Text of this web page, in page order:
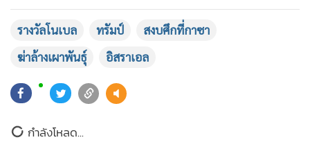
พร้อมมีอดีตนายกฯ โทนี แบลร์ เป็นผู้คอยดูแลเพื่อการฟื้นฟูกา
ซาหลังเสร็จสิ้นการวางอาวุธข้อเสนอ 20 ข้อนี้ เห็นชัดว่า
หลังการถล่มกาซา (และเวสต์แบงก์) จนกาซากลายเป็น “ยุคหิน”
ใหญ่ยูเอ็นว่า มีบางประเทศได้ทำให้เกิด
รางวัลโนเบล ทรัมป์
สงบศึกที่กาซา
ฆ่าล้างเผาพันธุ์
อิสราเอล
ยอดนิยม